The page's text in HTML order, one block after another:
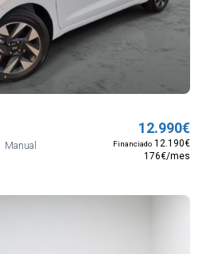
Manual
12.990€
Financiado 12.190€
176€/mes